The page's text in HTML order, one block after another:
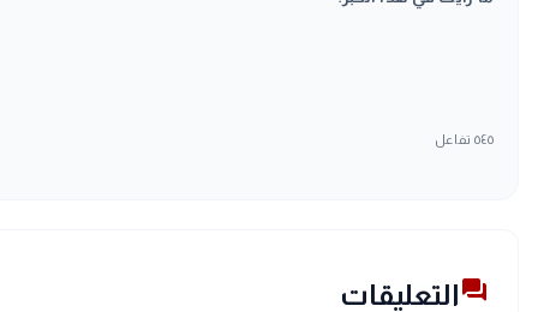
٥٤٥ تفاعل
forumالتعليقات